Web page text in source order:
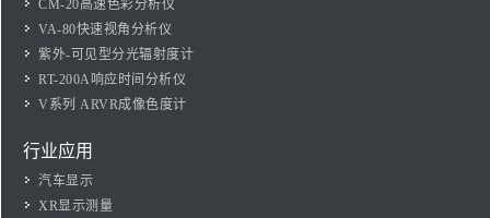
CM-20高速色彩分析仪
VA-80快速视角分析仪
紫外-可见型分光辐射度计
RT-200A响应时间分析仪
V系列 ARVR成像色度计
行业应用
汽车显示
XR显示测量